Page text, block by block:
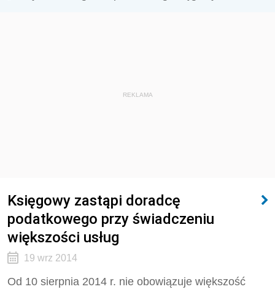
REKLAMA
Księgowy zastąpi doradcę
podatkowego przy świadczeniu
większości usług
19 wrz 2014
Od 10 sierpnia 2014 r. nie obowiązuje większość